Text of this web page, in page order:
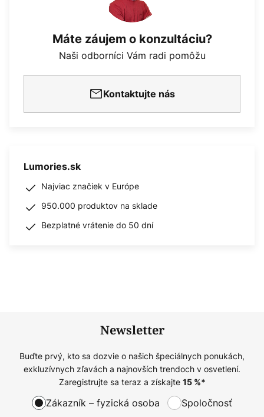
Máte záujem o konzultáciu?
Naši odborníci Vám radi pomôžu
Kontaktujte nás
Lumories.sk
Najviac značiek v Európe
950.000 produktov na sklade
Bezplatné vrátenie do 50 dní
Newsletter
Buďte prvý, kto sa dozvie o našich špeciálnych ponukách,
exkluzívnych zľavách a najnovších trendoch v osvetlení.
Zaregistrujte sa teraz a získajte 15%*
Zákazník – fyzická osoba Spoločnosť